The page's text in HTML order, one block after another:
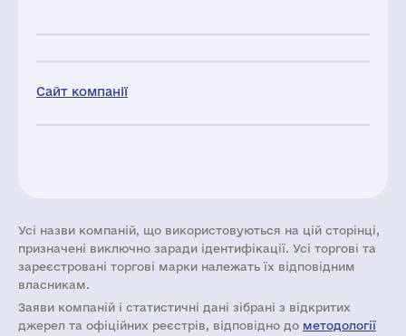
Сайт компанії
Усі назви компаній, що використовуються на цій сторінці,
призначені виключно заради ідентифікації. Усі торгові та
зареєстровані торгові марки належать їх відповідним
власникам.
Заяви компаній i статистичні дані зібрані з відкритих
джерел та офіційних реєстрів, відповідно до методології